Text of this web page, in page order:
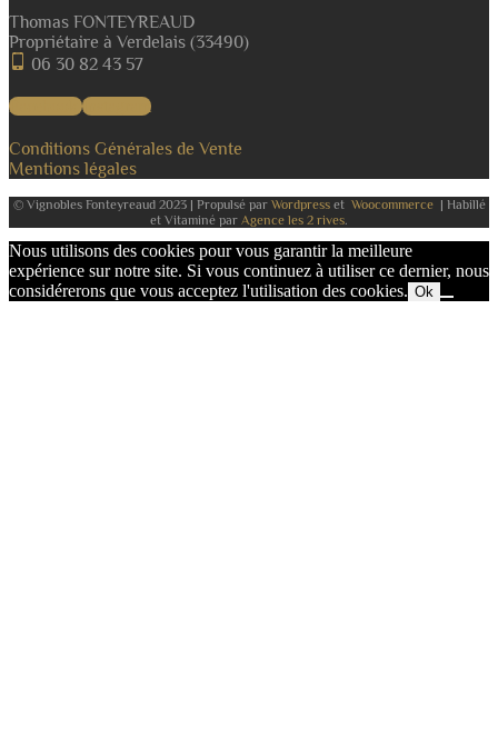
Thomas FONTEYREAUD
Propriétaire à Verdelais (33490)
06 30 82 43 57
Facebook Instagram
Conditions Générales de Vente
Mentions légales
© Vignobles Fonteyreaud 2023 | Propulsé par Wordpresset Woocommerce| Habillé
et Vitaminé par Agence les 2 rives
Nous utilisons des cookies pour vous garantir la meilleure
expérience sur notre site. Si vous continuez à utiliser ce dernier, nous
considérerons que vous acceptez l'utilisation des cookies. Ok